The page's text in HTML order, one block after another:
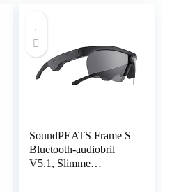
SoundPEATS Frame S
Bluetooth-audiobril
V5.1, Slimme